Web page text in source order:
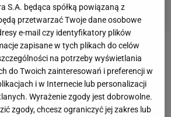
na którym widać Daniła Zwonika
kwietnia - media nie są zgodne w
25-latka zatrzymano jeszcze
Na nagraniu widać, jak
S.A. będąca spółką powiązaną z
przetwarzać Twoje dane osobowe
e-mail czy identyfikatory plików
zapisane w tych plikach do celów
na potrzeby wyświetlania
do Twoich zainteresowań i preferencji w
i w Internecie lub personalizacji
Wyrażenie zgody jest dobrowolne.
zgody, chcesz ograniczyć jej zakres lub